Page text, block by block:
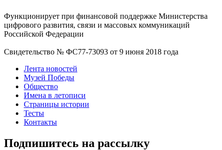
Функционирует при финансовой поддержке Министерства
цифрового развития, связи и массовых коммуникаций
Российской Федерации
Свидетельство № ФС77-73093 от 9 июня 2018 года
Лента новостей
Музей Победы
Общество
Имена в летописи
Страницы истории
Тесты
Контакты
Подпишитесь на рассылку